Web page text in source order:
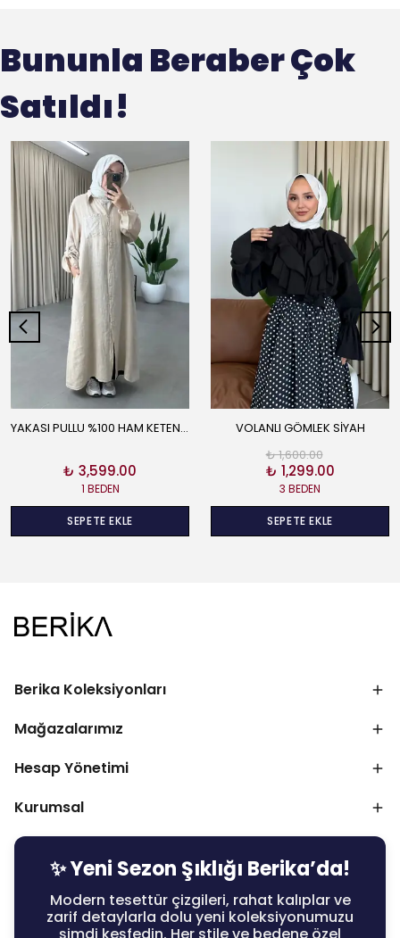
Bununla Beraber Çok
Satıldı!
YAKASI PULLU %100 HAM KETEN GÖMLEK BEJ
₺ 3,599.00
1 BEDEN
SEPETE EKLE
VOLANLI GÖMLEK SİYAH
₺ 1,600.00
₺ 1,299.00
3 BEDEN
SEPETE EKLE
Berika Koleksiyonları
Mağazalarımız
Hesap Yönetimi
Kurumsal
✨ Yeni Sezon Şıklığı Berika’da!
Modern tesettür çizgileri, rahat kalıplar ve
zarif detaylarla dolu yeni koleksiyonumuzu